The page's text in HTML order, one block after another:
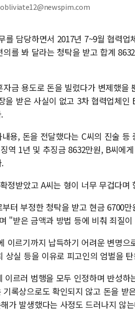
obliviate12@newspim.com
를 담당하면서 2017년 7~9월 협력업
를 봐 달라는 청탁을 받고 합계
금 용도로 돈을 빌렸다가 변제했을
을 받은 사실이 없고 3차 협력업체인
용, 돈을 전달했다는 C씨의 진술 등
역 1년 및 추징금 8632만원, B씨에
정받았고 A씨는 형이 너무 무겁다며
터 부정한 청탁을 받고 현금 6700
"받은 금액과 방법 등에 비춰 죄질
이르기까지 납득하기 어려운 변명으
상실 등을 이유로 피고인의 엄벌을
이르러 범행을 모두 인정하며 반성
록상으로도 확인되지 않고 돈을 받
가 발생했다는 사정도 드러나지 않